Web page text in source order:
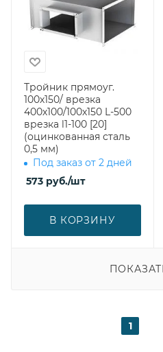
Тройник прямоуг.
100х150/ врезка
400х100/100х150 L-500
врезка l1-100 [20]
(оцинкованная сталь
0,5 мм)
Под заказ от 2 дней
573 руб./шт
В КОРЗИНУ
1